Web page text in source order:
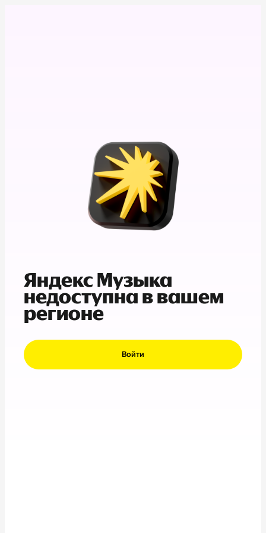
Яндекс Музыка
недоступна в вашем
регионе
Войти